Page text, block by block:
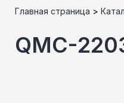
Главная страница >
QMC-